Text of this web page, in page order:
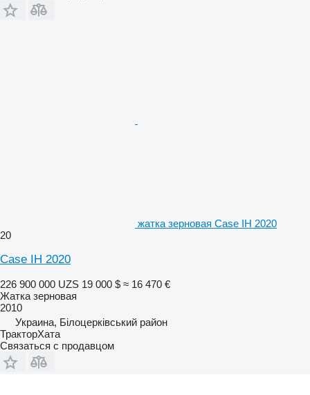
жатка зерновая Case IH 2020
20
Case IH 2020
226 900 000 UZS 19 000 $ ≈ 16 470 €
Жатка зерновая
2010
Украина, Білоцерківський район
ТракторХата
Связаться с продавцом